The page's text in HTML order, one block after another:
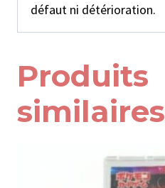
défaut ni détérioration.
Produits
similaires